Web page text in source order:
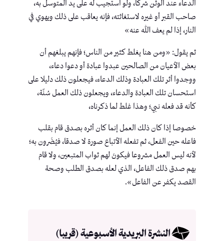
الدعاء عند الوثن شركا، ولو استجيب له على يد المتوسل به،
صاحب القبر أو غيره لاستغاثته، فإنه يعاقب على ذلك ويهوي في
النار، إذا لم يعف الله عنه»
ثم يقول: «ومن هنا يغلط كثير من الناس؛ فإنهم يبلغهم أن
بعض الأعيان من الصالحين عبدوا عبادة أو دعوا دعاء،
ووجدوا أثر تلك العبادة وذلك الدعاء، فيجعلون ذلك دليلا على
استحسان تلك العبادة والدعاء، ويجعلون ذلك العمل سُنّة،
كأنه قد فعله نبي؛ وهذا غلط لما ذكرناه،
خصوصا إذا كان ذلك العمل إنما كان أثره بصدق قام بقلب
فاعله حين الفعل، ثم تفعله الأتباع صورة لا صدقا، فيُضَرون به؛
لأنه ليس العمل مشروعا فيكونَ لهم ثواب المتبعين، ولا قام
بهم صدق ذلك الفاعل، الذي لعله بصدق الطلب وصحة
القصد يكفر عن الفاعل».
النشرة البريدية الأسبوعية (قريبا)